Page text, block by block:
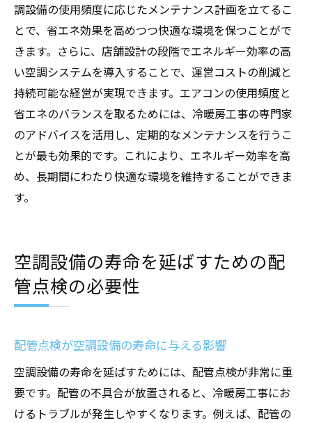
調設備の使用頻度に応じたメンテナンス計画を立てるこ
とで、省エネ効果を高めつつ快適な環境を保つことがで
きます。さらに、店舗設計の段階でエネルギー効率の高
い空調システムを導入することで、運営コストの削減と
持続可能な経営が実現できます。エアコンの使用頻度と
省エネのバランスを取るためには、冷暖房工事の専門家
のアドバイスを活用し、定期的なメンテナンスを行うこ
とが最も効果的です。これにより、エネルギー効率を高
め、長期間にわたり快適な環境を維持することができま
す。
空調設備の寿命を延ばすための配
管点検の必要性
配管点検が空調設備の寿命に与える影響
空調設備の寿命を延ばすためには、配管点検が非常に重
要です。配管の不具合が放置されると、冷暖房工事にお
けるトラブルが発生しやすくなります。例えば、配管の